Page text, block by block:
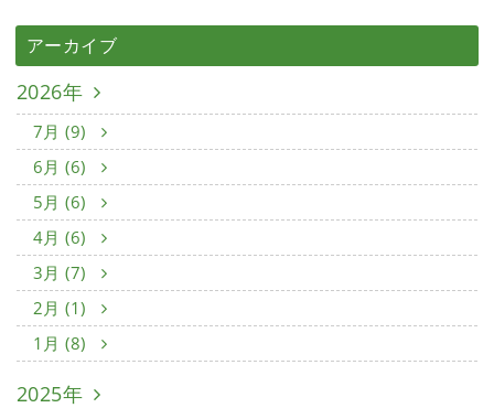
アーカイブ
2026年
7月 (9)
6月 (6)
5月 (6)
4月 (6)
3月 (7)
2月 (1)
1月 (8)
2025年